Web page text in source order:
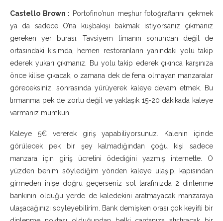
Castello Brown : Portofino’nun meşhur fotoğraflarını çekmek
ya da sadece O’na kuşbakışı bakmak istiyorsanız çıkmanız
gereken yer burası. Tavsiyem limanın sonundan değil de
ortasındaki kısımda, hemen restoranların yanındaki yolu takip
ederek yukarı çıkmanız. Bu yolu takip ederek çıkınca karşınıza
önce kilise çıkacak, o zamana dek de fena olmayan manzaralar
göreceksiniz, sonrasında yürüyerek kaleye devam etmek. Bu
tırmanma pek de zorlu değil ve yaklaşık 15-20 dakikada kaleye
varmanız mümkün.
Kaleye 5€ vererek giriş yapabiliyorsunuz. Kalenin içinde
görülecek pek bir şey kalmadığından çoğu kişi sadece
manzara için giriş ücretini ödediğini yazmış internette. O
yüzden benim söylediğim yönden kaleye ulaşıp, kapısından
girmeden inişe doğru geçerseniz sol tarafınızda 2 dinlenme
bankının olduğu yerde de kaledekini aratmayacak manzaraya
ulaşacağınızı söyleyebilirim. Bank demişken orası çok keyifli bir